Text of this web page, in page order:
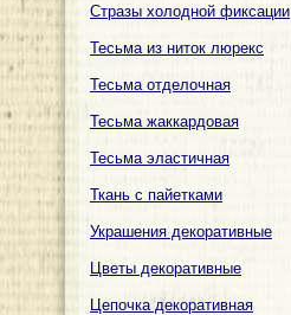
Стразы холодной фиксации
Тесьма из ниток люрекс
Тесьма отделочная
Тесьма жаккардовая
Тесьма эластичная
Ткань с пайетками
Украшения декоративные
Цветы декоративные
Цепочка декоративная